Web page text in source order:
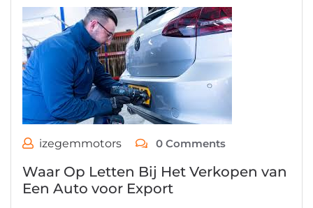
izegemmotors 0 Comments
Waar Op Letten Bij Het Verkopen van
Een Auto voor Export